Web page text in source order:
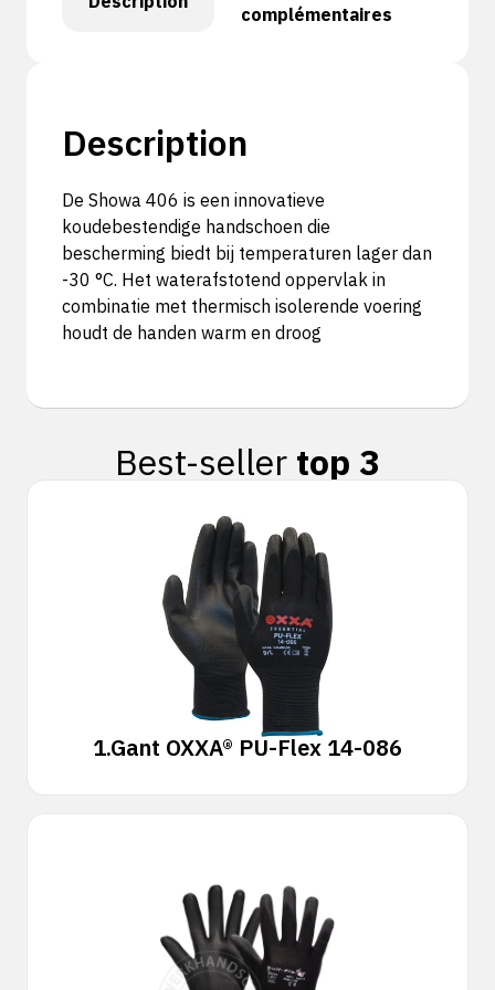
complémentaires
Description
De Showa 406 is een innovatieve
koudebestendige handschoen die
bescherming biedt bij temperaturen lager dan
-30 °C. Het waterafstotend oppervlak in
combinatie met thermisch isolerende voering
houdt de handen warm en droog
Best-seller top 3
1.Gant OXXA® PU-Flex 14-086